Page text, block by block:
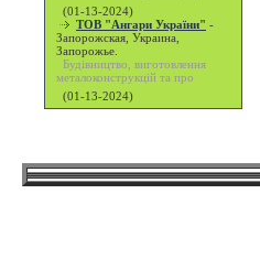
(01-13-2024)
ТОВ "Ангари України" -
Запорожская, Украина,
Запорожье.
Будівництво, виготовлення
металоконструкцій та про
(01-13-2024)